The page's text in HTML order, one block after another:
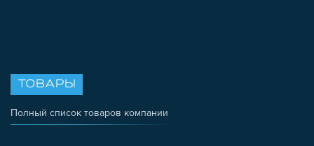
ТОВАРЫ
Полный список товаров компании